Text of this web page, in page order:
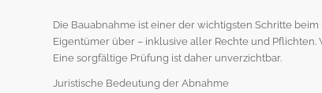
Die Bauabnahme ist einer der wichtigsten Schritte
Eigentümer über – inklusive aller Rechte und
Eine sorgfältige Prüfung ist daher unverzichtbar.
Juristische Bedeutung der Abnahme